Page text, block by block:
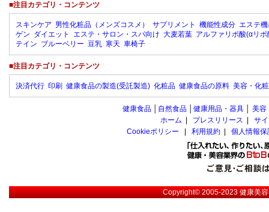
■注目カテゴリ・コンテンツ
スキンケア 男性化粧品（メンズコスメ） サプリメント 機能性成分 エステ
ゲン ダイエット エステ・サロン・スパ向け 大麦若葉 アルファリポ酸(αリポ
テイン ブルーベリー 豆乳 寒天 車椅子
■注目カテゴリ・コンテンツ
決済代行 印刷 健康食品の製造(受託製造) 化粧品 健康食品の原料 美容・化
健康食品 自然食品 健康用品・器具 美容
ホーム
プレスリリース
サ
Cookieポリシー
利用規約 個人情報
Copyright© 2005-2023健康美